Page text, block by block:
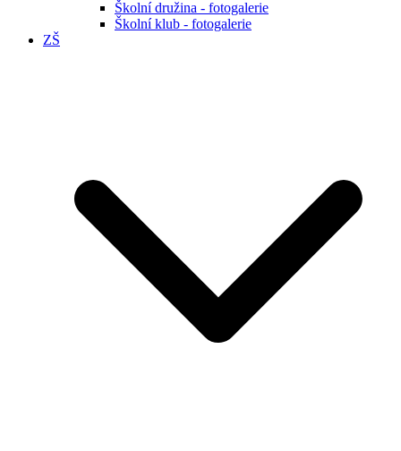
Školní družina - fotogalerie
Školní klub - fotogalerie
ZŠ